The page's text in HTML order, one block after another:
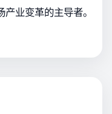
业变革的主导者。